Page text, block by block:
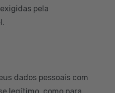
pela
dados pessoais com
legítimo, como para